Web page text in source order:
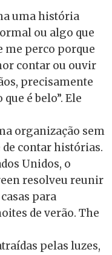
uma história
ou algo que
me perco porque
contar ou ouvir
precisamente
é belo”. Ele
organização sem
contar histórias.
Unidos, o
resolveu reunir
para
de verão. The
pelas luzes,